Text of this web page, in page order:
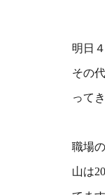
明日
その
って
職場
山は